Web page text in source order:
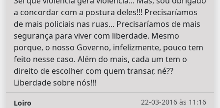
a concordar com a postura deles!!! Precisaríamos
de mais policiais nas ruas... Precisaríamos de mais
segurança para viver com liberdade. Mesmo
porque, o nosso Governo, infelizmente, pouco tem
feito nesse caso. Além do mais, cada um tem o
direito de escolher com quem transar, né??
Liberdade sobre nós!!!
22-03-2016 às 11:16
Loiro